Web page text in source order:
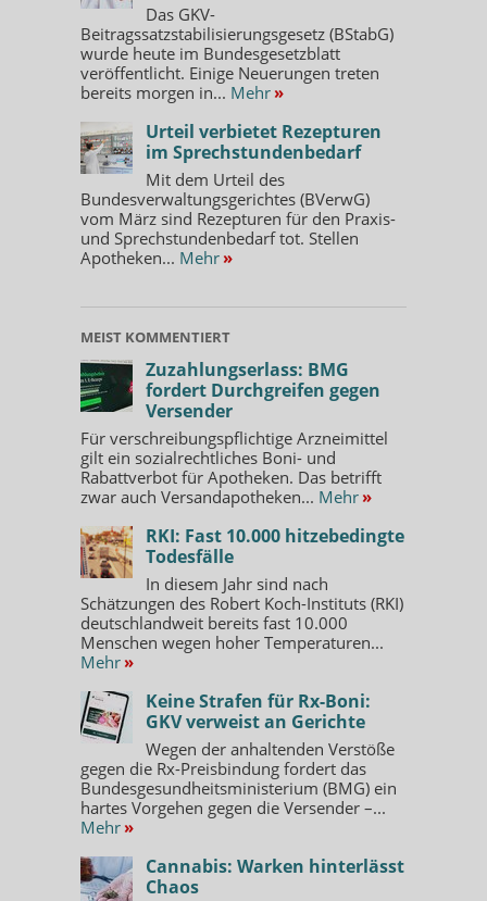
Das GKV-
Beitragssatzstabilisierungsgesetz (BStabG)
wurde heute im Bundesgesetzblatt
veröffentlicht. Einige Neuerungen treten
bereits morgen in... Mehr »
Urteil verbietet Rezepturen
im Sprechstundenbedarf
Mit dem Urteil des
Bundesverwaltungsgerichtes (BVerwG)
vom März sind Rezepturen für den Praxis-
und Sprechstundenbedarf tot. Stellen
Apotheken... Mehr »
MEIST KOMMENTIERT
Zuzahlungserlass: BMG
fordert Durchgreifen gegen
Versender
Für verschreibungspflichtige Arzneimittel
gilt ein sozialrechtliches Boni- und
Rabattverbot für Apotheken. Das betrifft
zwar auch Versandapotheken... Mehr »
RKI: Fast 10.000 hitzebedingte
Todesfälle
In diesem Jahr sind nach
Schätzungen des Robert Koch-Instituts (RKI)
deutschlandweit bereits fast 10.000
Menschen wegen hoher Temperaturen...
Mehr »
Keine Strafen für Rx-Boni:
GKV verweist an Gerichte
Wegen der anhaltenden Verstöße
gegen die Rx-Preisbindung fordert das
Bundesgesundheitsministerium (BMG) ein
hartes Vorgehen gegen die Versender –...
Mehr »
Cannabis: Warken hinterlässt
Chaos